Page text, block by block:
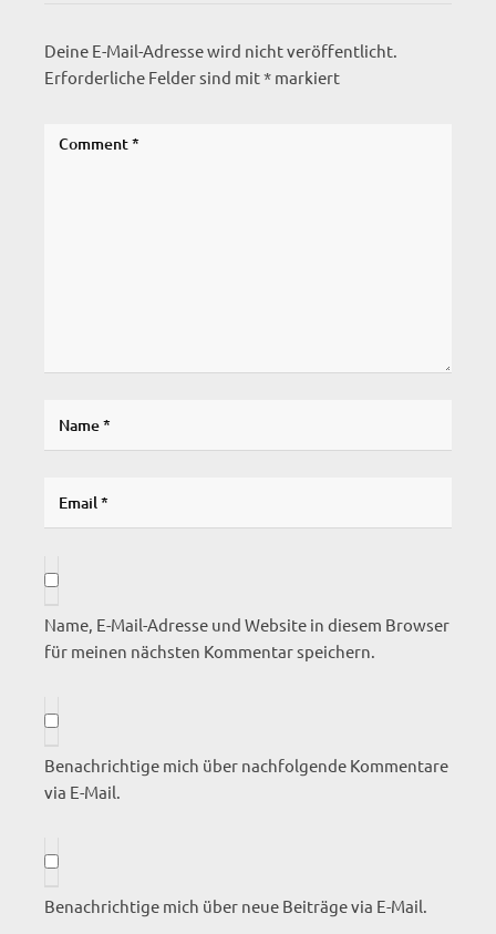
Deine E-Mail-Adresse wird nicht veröffentlicht.
Erforderliche Felder sind mit* markiert
Name, E-Mail-Adresse und Website in diesem Browser
für meinen nächsten Kommentar speichern.
Benachrichtige mich über nachfolgende Kommentare
via E-Mail.
Benachrichtige mich über neue Beiträge via E-Mail.